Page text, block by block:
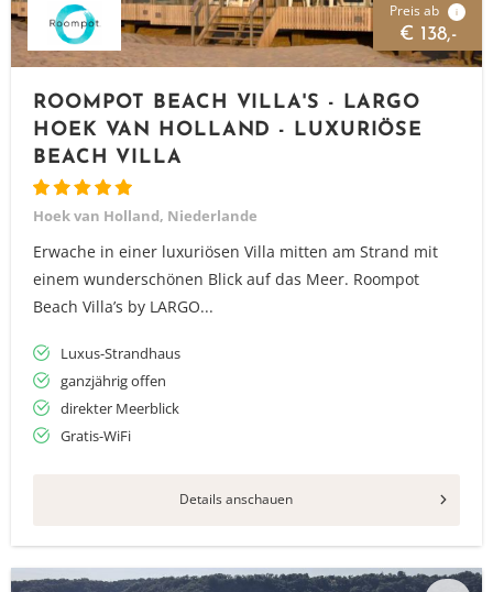
Preis ab i
€ 138,-
ROOMPOT BEACH VILLA'S - LARGO
HOEK VAN HOLLAND - LUXURIÖSE
BEACH VILLA
Hoek van Holland, Niederlande
Erwache in einer luxuriösen Villa mitten am Strand mit
einem wunderschönen Blick auf das Meer. Roompot
Beach Villa’s by LARGO...
Luxus-Strandhaus
ganzjährig offen
direkter Meerblick
Gratis-WiFi
Details anschauen